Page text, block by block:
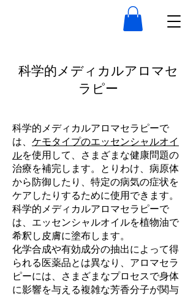
科学的メディカルアロマセ
ラピー
科学的メディカルアロマセラピーで
は、 ケモタイプのエッセンシャルオイ
ルを使用して、さまざまな健康問題の
治療を補完します。とりわけ、病原体
から防御したり、特定の病気の症状を
ケアしたりするために使用できます。
科学的メディカルアロマセラピーで
は、エッセンシャルオイルを植物油で
希釈し皮膚に塗布します。
化学合成や有効成分の抽出によって得
られる医薬品とは異なり、アロマセラ
ピーには、さまざまなプロセスで身体
に影響を与える複雑な芳香分子が関与